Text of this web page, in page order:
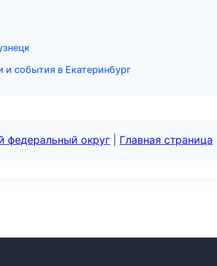
события в Екатеринбург
федеральный округ Главная страница